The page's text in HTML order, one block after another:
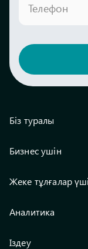
Телефон
Біз туралы
Бизнес ушін
Жеке тұлғалар
Аналитика
Іздеу